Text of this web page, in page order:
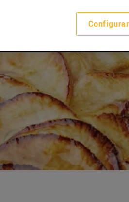
Configurar